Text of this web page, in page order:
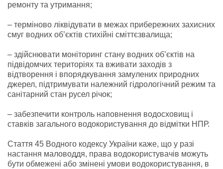
ремонту та утримання;
– терміново ліквідувати в межах прибережних захисних
смуг водних об’єктів стихійні сміттєзвалища;
– здійснювати моніторинг стану водних об’єктів на
підвідомчих територіях та вживати заходів з
відтворення і впорядкування замулених природних
джерел, підтримувати належний гідрологічний режим та
санітарний стан русел річок;
– забезпечити контроль наповнення водосховищ і
ставків загального водокористування до відмітки НПР.
Стаття 45 Водного кодексу України каже, що у разі
настання маловоддя, права водокористувачів можуть
бути обмежені або змінені умови водокористування, в